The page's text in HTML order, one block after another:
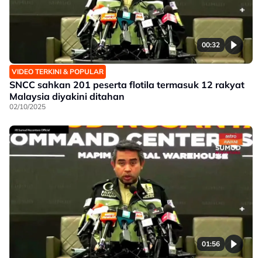
00:32
VIDEO TERKINI & POPULAR
SNCC sahkan 201 peserta flotila termasuk 12 rakyat
Malaysia diyakini ditahan
02/10/2025
01:56